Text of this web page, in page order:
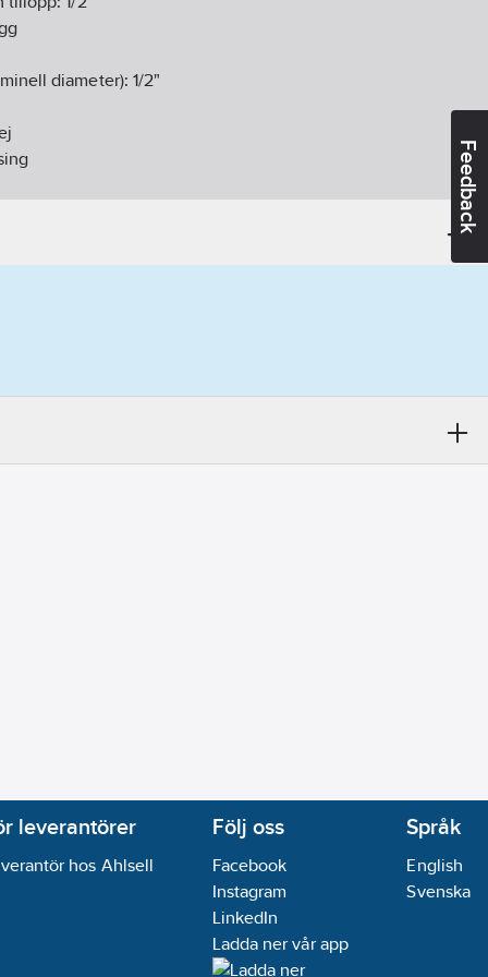
Feedback
diameter):1/2"
Bly
leverantörer
hos Ahlsell
Följ oss
Facebook
Instagram
LinkedIn
Ladda ner vår app
Språk
English
Svenska